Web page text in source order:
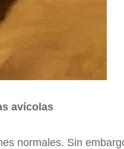
avícolas
normales. Sin